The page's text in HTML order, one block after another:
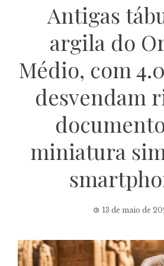
Antigas
argila do
Médio, com
desvendam
miniatura
13 de maio de